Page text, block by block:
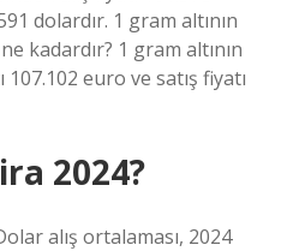
dolardır. 1 gram altının
kadardır? 1 gram altının
euro ve satış fiyatı
2024?
alış ortalaması, 2024